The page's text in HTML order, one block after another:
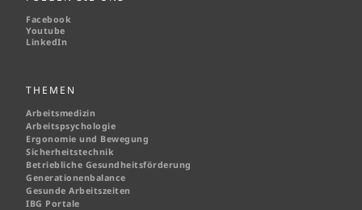
Facebook
Youtube
LinkedIn
THEMEN
Arbeitsmedizin
Arbeitspsychologie
Ergonomie und Bewegung
Sicherheitstechnik
Betriebliche Gesundheitsförderung
Generationenbalance
Gesunde Arbeitszeiten
IBG Portale